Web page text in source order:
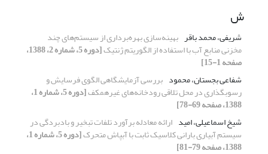
ش
شریفی، محمد باقر بهینه‌‍‍‌‌سازی بهره‌برداری از سیستم‌های چند
مخزنی منابع آب با استفاده از الگوریتم ژنتیک [دوره 5، شماره 2، 1388،
صفحه 1-15]
شفاعی بجستان، محمود بررسی آزمایشگاهی الگوی فرسایش و
رسوبگذاری در محل تلاقی رودخانه‌های غیرهمکف [دوره 5، شماره 1،
1388، صفحه 69-78]
شیخ اسماعیلی، امید ارائه معادله برآورد تلفات تبخیر و بادبردگی در
سیستم آبیاری بارانی کلاسیک ثابت با آبپاش متحرک [دوره 5، شماره 1،
1388، صفحه 79-81]